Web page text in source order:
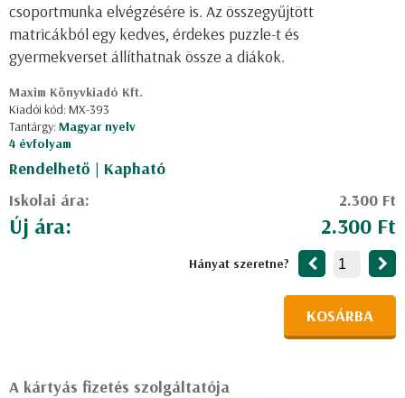
csoportmunka elvégzésére is. Az összegyűjtött
matricákból egy kedves, érdekes puzzle-t és
gyermekverset állíthatnak össze a diákok.
Maxim Könyvkiadó Kft.
Kiadói kód: MX-393
Tantárgy:Magyar nyelv
4 évfolyam
Rendelhető | Kapható
Iskolai ára:
2.300 Ft
Új ára: 2.300 Ft
Hányat szeretne?
KOSÁRBA
A kártyás fizetés szolgáltatója